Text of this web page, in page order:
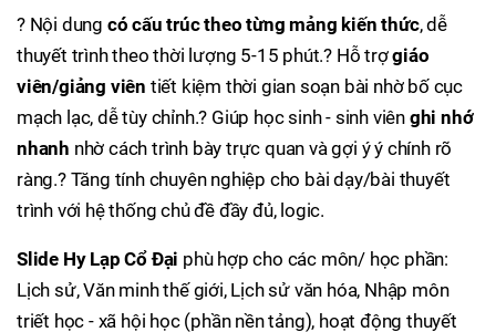
? Nội dung có cấu trúc theo từng mảng kiến thức, dễ
thuyết trình theo thời lượng 5-15 phút.? Hỗ trợgiáo
viên/giảng viên tiết kiệm thời gian soạn bài nhờ bố cục
mạch lạc, dễ tùy chỉnh.? Giúp học sinh - sinh viên ghi nhớ
nhanh nhờ cách trình bày trực quan và gợi ý ý chính rõ
ràng.? Tăng tính chuyên nghiệp cho bài dạy/bài thuyết
trình với hệ thống chủ đề đầy đủ, logic.
Slide Hy Lạp Cổ Đại phù hợp cho các môn/ học phần:
Lịch sử, Văn minh thế giới, Lịch sử văn hóa, Nhập môn
triết học - xã hội học (phần nền tảng), hoạt động thuyết